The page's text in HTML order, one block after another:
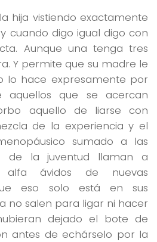
hija vistiendo exactamente
cuando digo igual digo con
Aunque una tenga tres
Y permite que su madre le
lo hace expresamente por
aquellos que se acercan
aquello de liarse con
de la experiencia y el
sumado a las
de la juventud llaman a
alfa ávidos de nuevas
eso solo está en sus
no salen para ligar ni hacer
dejado el bote de
antes de echárselo por la